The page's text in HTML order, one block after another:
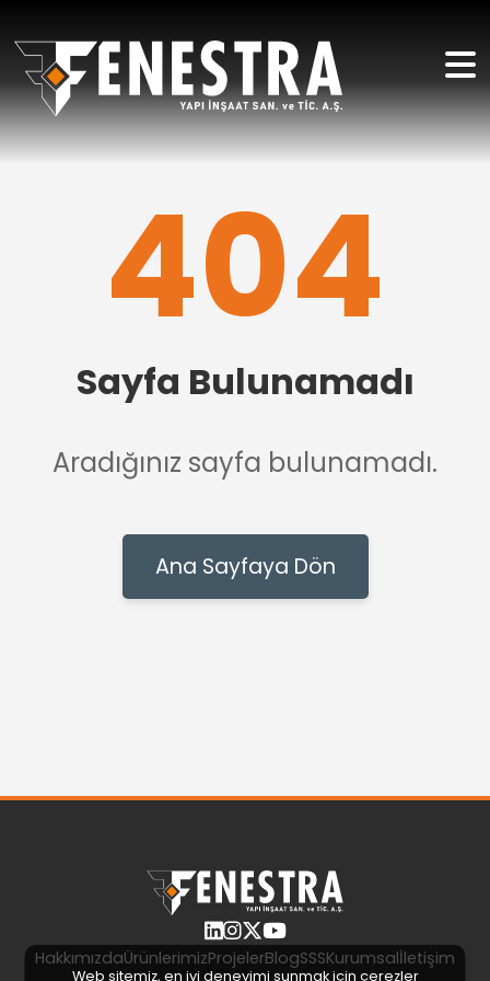
Web sitemiz, en iyi deneyimi sunmak için çerezler
404
Sayfa Bulunamadı
Aradığınız sayfa bulunamadı.
Ana Sayfaya Dön
HakkımızdaÜrünlerimizProjelerBlogSSSKurumsalİletişim